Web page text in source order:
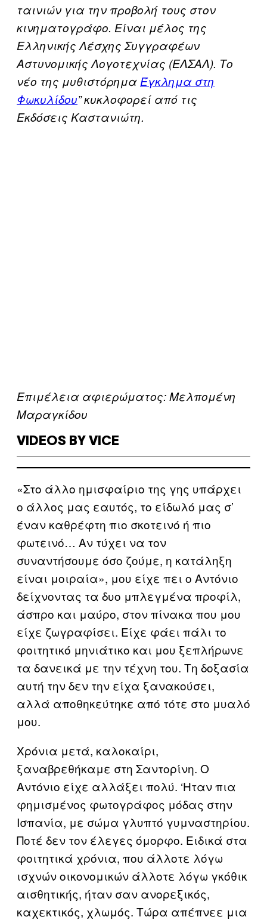
ταινιών για την προβολή τους στον
κινηματογράφο. Είναι μέλος της
Ελληνικής Λέσχης Συγγραφέων
Αστυνομικής Λογοτεχνίας (ΕΛΣΑΛ). Το
νέο της μυθιστόρημα Έγκλημα στη
Φωκυλίδου” κυκλοφορεί από τις
Εκδόσεις Καστανιώτη.
Eπιμέλεια αφιερώματος: Μελπομένη
Μαραγκίδου
VIDEOS BY VICE
«Στο άλλο ημισφαίριο της γης υπάρχει
ο άλλος μας εαυτός, το είδωλό μας σ’
έναν καθρέφτη πιο σκοτεινό ή πιο
φωτεινό… Αν τύχει να τον
συναντήσουμε όσο ζούμε, η κατάληξη
είναι μοιραία», μου είχε πει ο Αντόνιο
δείχνοντας τα δυο μπλεγμένα προφίλ,
άσπρο και μαύρο, στον πίνακα που μου
είχε ζωγραφίσει. Είχε φάει πάλι το
φοιτητικό μηνιάτικο και μου ξεπλήρωνε
τα δανεικά με την τέχνη του. Τη δοξασία
αυτή την δεν την είχα ξανακούσει,
αλλά αποθηκεύτηκε από τότε στο μυαλό
μου.
Χρόνια μετά, καλοκαίρι,
ξαναβρεθήκαμε στη Σαντορίνη. Ο
Αντόνιο είχε αλλάξει πολύ. ‘Ηταν πια
φημισμένος φωτογράφος μόδας στην
Ισπανία, με σώμα γλυπτό γυμναστηρίου.
Ποτέ δεν τον έλεγες όμορφο. Ειδικά στα
φοιτητικά χρόνια, που άλλοτε λόγω
ισχνών οικονομικών άλλοτε λόγω γκόθικ
αισθητικής, ήταν σαν ανορεξικός,
καχεκτικός, χλωμός. Τώρα απέπνεε μια